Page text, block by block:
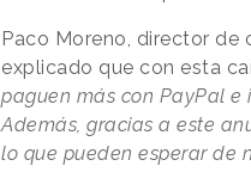
Paco Moreno, director de
explicado que con esta
paguen más con PayPal e
Además, gracias a este
lo que pueden esperar de